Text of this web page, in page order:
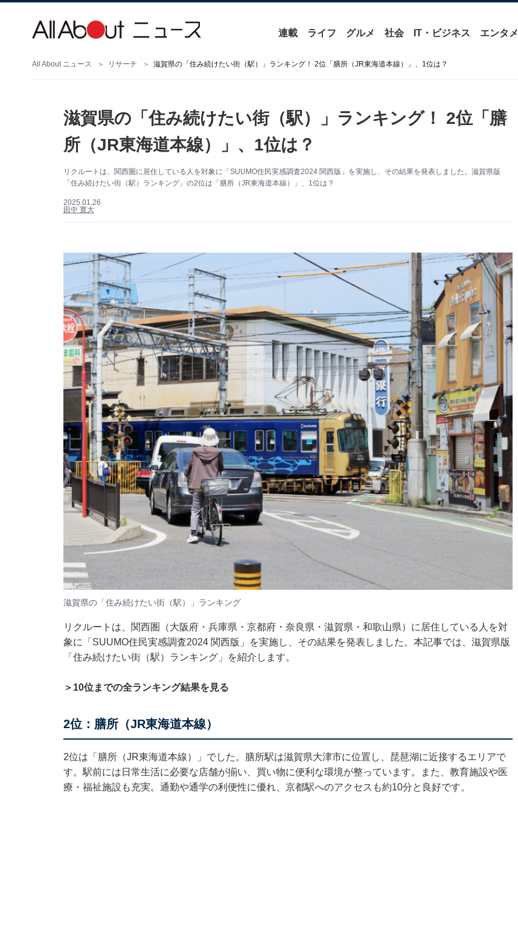
連載 ライフ グルメ 社会 IT・ビジネス エンタメ
All About ニュース リサーチ 滋賀県の「住み続けたい街（駅）」ランキング！ 2位「膳所（JR東海道本線）」、1位は？
滋賀県の「住み続けたい街（駅）」ランキング！ 2位「膳
所（JR東海道本線）」、1位は？
リクルートは、関西圏に居住している人を対象に「SUUMO住民実感調査2024 関西版」を実施し、その結果を発表しました。滋賀県版
「住み続けたい街（駅）ランキング」の2位は「膳所（JR東海道本線）」、1位は？
2025.01.26
田中 寛大
滋賀県の「住み続けたい街（駅）」ランキング
リクルートは、関西圏（大阪府・兵庫県・京都府・奈良県・滋賀県・和歌山県）に居住している人を対
象に「SUUMO住民実感調査2024 関西版」を実施し、その結果を発表しました。本記事では、滋賀県版
「住み続けたい街（駅）ランキング」を紹介します。
＞10位までの全ランキング結果を見る
2位：膳所（JR東海道本線）
2位は「膳所（JR東海道本線）」でした。膳所駅は滋賀県大津市に位置し、琵琶湖に近接するエリアで
す。駅前には日常生活に必要な店舗が揃い、買い物に便利な環境が整っています。また、教育施設や医
療・福祉施設も充実。通勤や通学の利便性に優れ、京都駅へのアクセスも約10分と良好です。